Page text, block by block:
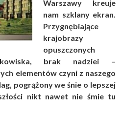
Warszawy kreuje
nam szklany ekran.
Przygnębiające
krajobrazy
opuszczonych
brak nadziei –
elementów czyni z naszego
pogrążony we śnie o lepszej
nikt nawet nie śmie tu